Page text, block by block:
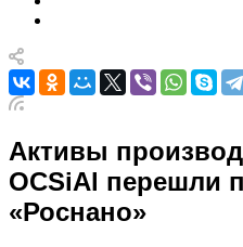
Активы
OCSiAl перешли
«Роснано»